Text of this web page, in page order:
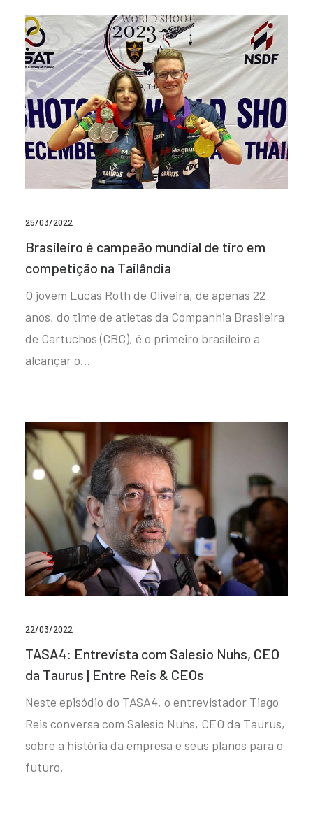
25/03/2022
Brasileiro é campeão mundial de tiro em
competição na Tailândia
O jovem Lucas Roth de Oliveira, de apenas 22
anos, do time de atletas da Companhia Brasileira
de Cartuchos (CBC), é o primeiro brasileiro a
alcançar o…
22/03/2022
TASA4: Entrevista com Salesio Nuhs, CEO
da Taurus | Entre Reis & CEOs
Neste episódio do TASA4, o entrevistador Tiago
Reis conversa com Salesio Nuhs, CEO da Taurus,
sobre a história da empresa e seus planos para o
futuro.